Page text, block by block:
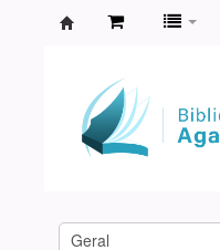
Agamenon
Magalhães